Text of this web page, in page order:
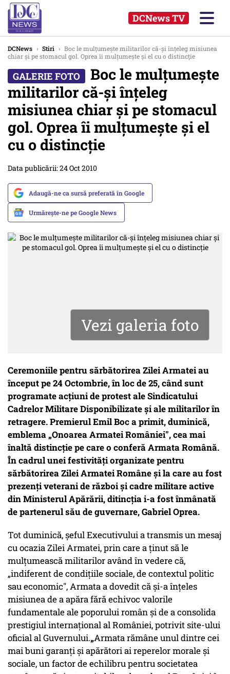
DCNews TV
DCNews › Stiri › Boc le mulţumeşte militarilor că-şi înţeleg misiunea
chiar şi pe stomacul gol. Oprea îi mulţumeşte şi el cu o distincţie
Boc le mulţumeşte
militarilor că-şi înţeleg
misiunea chiar şi pe stomacul
gol. Oprea îi mulţumeşte şi el
cu o distincţie
Data publicării: 24 Oct 2010
Adaugă-ne ca sursă preferată în Google
Urmărește-ne pe Google News
Vezi galeria foto
Ceremoniile pentru sărbătorirea Zilei Armatei au
început pe 24 Octombrie, în loc de 25, când sunt
programate acțiuni de protest ale Sindicatului
Cadrelor Militare Disponibilizate și ale militarilor în
retragere. Premierul Emil Boc a primit, duminică,
emblema „Onoarea Armatei României", cea mai
înaltă distincţie pe care o conferă Armata Română.
În cadrul unei festivităţi organizate pentru
sărbătorirea Zilei Armatei Române şi la care au fost
prezenţi veterani de război şi cadre militare active
din Ministerul Apărării, ditincţia i-a fost înmânată
de partenerul său de guvernare, Gabriel Oprea.
Tot duminică, şeful Executivului a transmis un mesaj
cu ocazia Zilei Armatei, prin care a ţinut să le
mulţumească militarilor având în vedere că,
„indiferent de condiţiile sociale, de contextul politic
sau economic", Armata a dovedit că şi-a înţeles
misiunea de a apăra fără echivoc valorile
fundamentale ale poporului român şi de a consolida
prestigiul internaţional al României, potrivit site-ului
oficial al Guvernului.„Armata rămâne unul dintre cei
mai buni garanţi şi apărători ai reperelor morale şi
sociale, un factor de echilibru pentru societatea